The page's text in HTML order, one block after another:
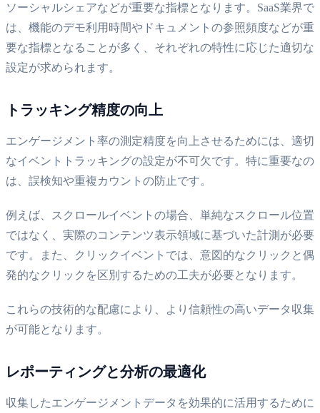
ソーシャルシェアなどが重要な指標となります。SaaS業界で
は、機能のデモ利用時間やドキュメントの参照頻度などが重
要な指標となることが多く、それぞれの特性に応じた適切な
設定が求められます。
トラッキング精度の向上
エンゲージメント率の測定精度を向上させるためには、適切
なイベントトラッキングの設定が不可欠です。特に重要なの
は、誤検知や重複カウントの防止です。
例えば、スクロールイベントの場合、単純なスクロール位置
ではなく、実際のコンテンツ表示領域に基づいた計測が必要
です。また、クリックイベントでは、意図的なクリックと偶
発的なクリックを区別するための工夫が必要となります。
これらの技術的な配慮により、より信頼性の高いデータ収集
が可能となります。
レポーティングと分析の最適化
収集したエンゲージメントデータを効果的に活用するために